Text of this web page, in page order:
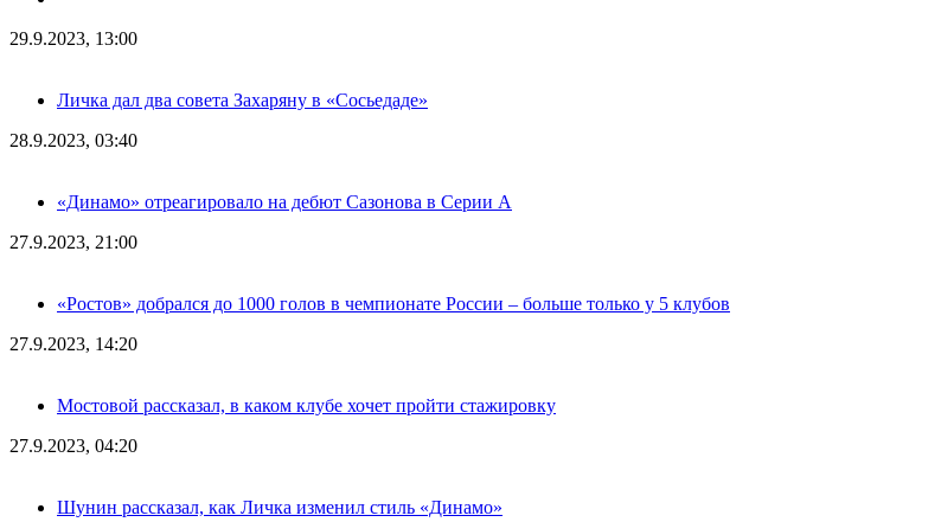
29.9.2023, 13:00
Личка дал два совета Захаряну в «Сосьедаде»
28.9.2023, 03:40
«Динамо» отреагировало на дебют Сазонова в Серии А
27.9.2023, 21:00
«Ростов» добрался до 1000 голов в чемпионате России – больше только у 5 клубов
27.9.2023, 14:20
Мостовой рассказал, в каком клубе хочет пройти стажировку
27.9.2023, 04:20
Шунин рассказал, как Личка изменил стиль «Динамо»